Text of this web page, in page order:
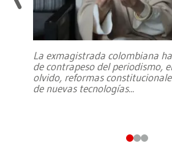
La exmagistrada colombiana
de contrapeso del periodismo,
olvido, reformas
de nuevas tecnologías...